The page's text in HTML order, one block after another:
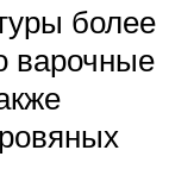
более
варочные